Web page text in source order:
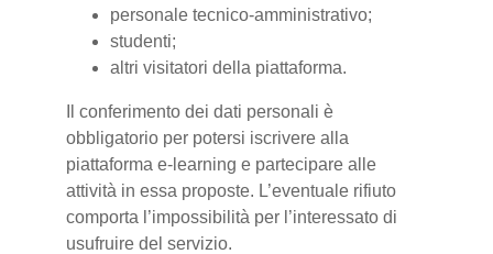
personale tecnico-amministrativo;
studenti;
altri visitatori della piattaforma.
Il conferimento dei dati personali è
obbligatorio per potersi iscrivere alla
piattaforma e-learning e partecipare alle
attività in essa proposte. L’eventuale rifiuto
comporta l’impossibilità per l’interessato di
usufruire del servizio.